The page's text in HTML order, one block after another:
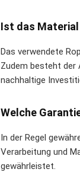
Ist das
Das verwendete
Zudem besteht der
nachhaltige
Welche
In der Regel
Verarbeitung und
gewährleistet.